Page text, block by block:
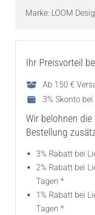
Marke: LOOM
Ihr Preisvorteil
Ab 150 €
3% Skonto
Wir belohnen
Bestellung
3% Rabatt bei
2% Rabatt bei
Tagen *
1% Rabatt bei
Tagen *